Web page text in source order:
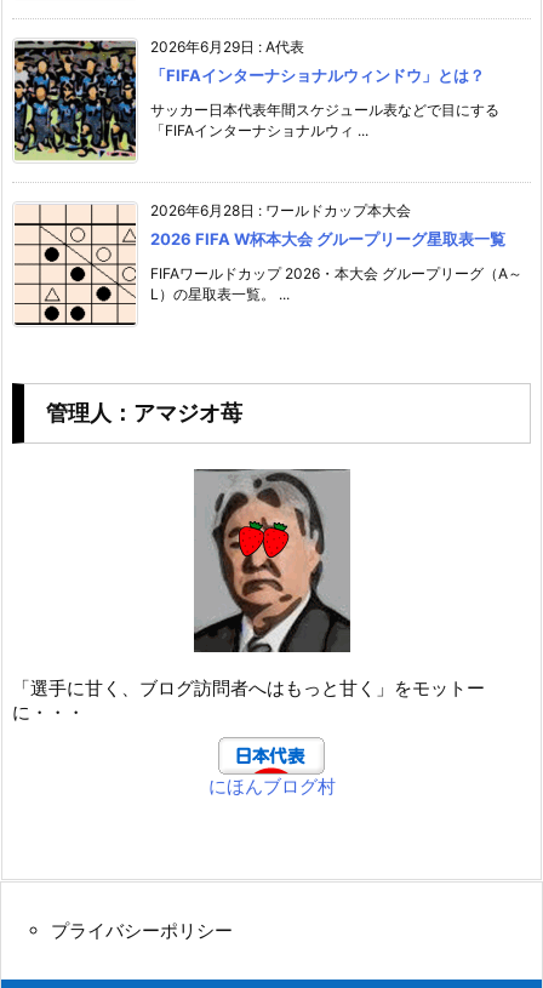
2026年6月29日 : A代表
「FIFAインターナショナルウィンドウ」とは？
サッカー日本代表年間スケジュール表などで目にする
「FIFAインターナショナルウィ ...
2026年6月28日 : ワールドカップ本大会
2026 FIFA W杯本大会 グループリーグ星取表一覧
FIFAワールドカップ 2026・本大会 グループリーグ（A～
L）の星取表一覧。 ...
管理人：アマジオ苺
「選手に甘く、ブログ訪問者へはもっと甘く」をモットー
に・・・
にほんブログ村
プライバシーポリシー